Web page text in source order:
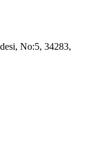
No:5, 34283,